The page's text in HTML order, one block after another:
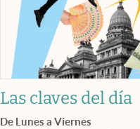
Las claves del día
De Lunes a Viernes